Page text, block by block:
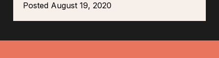
Posted August 19, 2020